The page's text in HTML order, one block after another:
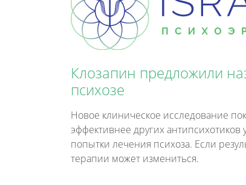
Клозапин предложили
психозе
Новое клиническое исследование
эффективнее других
попытки лечения психоза. Если
терапии может измениться.